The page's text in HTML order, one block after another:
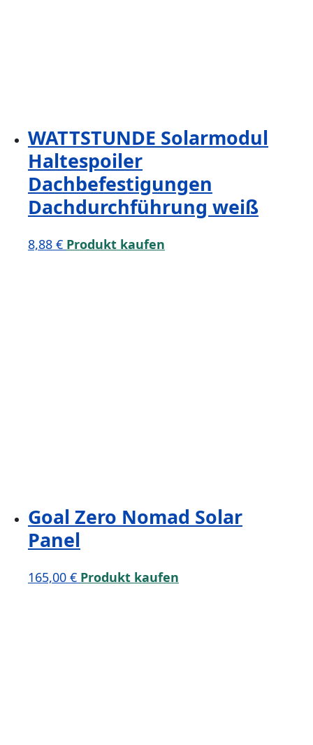
WATTSTUNDE Solarmodul
Haltespoiler
Dachbefestigungen
Dachdurchführung weiß
8,88 € Produkt kaufen
Goal Zero Nomad Solar
Panel
165,00 € Produkt kaufen